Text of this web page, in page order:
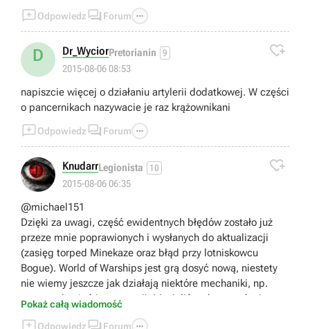
Odpowiedz  Forum 
D Dr_WyciorPretorianin 9
2015-08-06 08:53

napiszcie więcej o działaniu artylerii dodatkowej. W części
o pancernikach nazywacie je raz krążownikani
Odpowiedz  Forum 
KnudarrLegionista 10
2015-08-06 06:35

@michael151
Dzięki za uwagi, część ewidentnych błędów zostało już
przeze mnie poprawionych i wysłanych do aktualizacji
(zasięg torped Minekaze oraz błąd przy lotniskowcu
Bogue). World of Warships jest grą dosyć nową, niestety
nie wiemy jeszcze jak działają niektóre mechaniki, np.
system obrażeń i penetracji. Musieliśmy bazować więc na
Pokaż całą wiadomość
Odpowiedz Forum